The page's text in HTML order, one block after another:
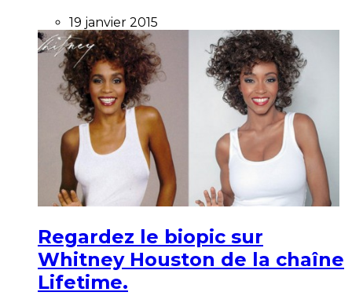
19 janvier 2015
Regardez le biopic sur
Whitney Houston de la chaîne
Lifetime.